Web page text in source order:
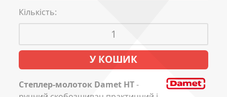
Кількість:
Степлер-молоток Damet HT-